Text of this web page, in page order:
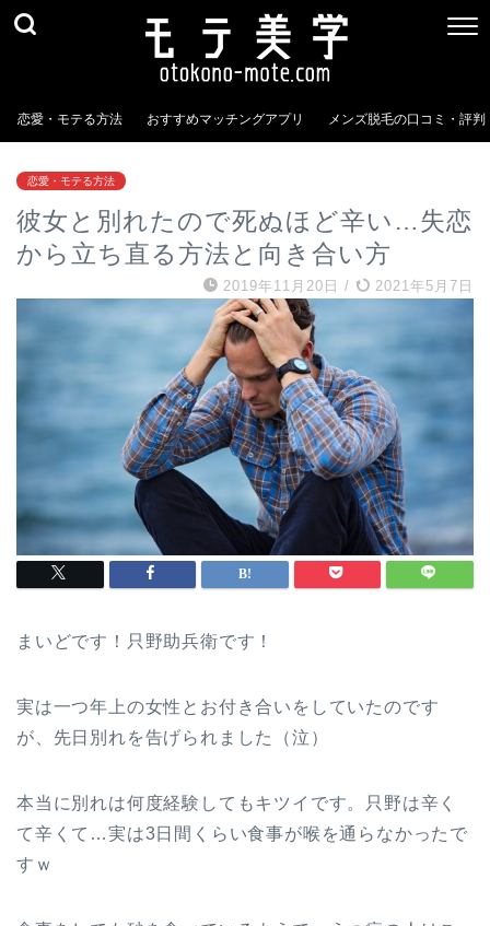
恋愛・モテる方法 おすすめマッチングアプリ メンズ脱毛の口コミ・評判
恋愛・モテる方法
彼女と別れたので死ぬほど辛い…失恋
から立ち直る方法と向き合い方
2019年11月20日 / 2021年5月7日
まいどです！只野助兵衛です！
実は一つ年上の女性とお付き合いをしていたのです
が、先日別れを告げられました（泣）
本当に別れは何度経験してもキツイです。只野は辛く
て辛くて…実は3日間くらい食事が喉を通らなかったで
すｗ